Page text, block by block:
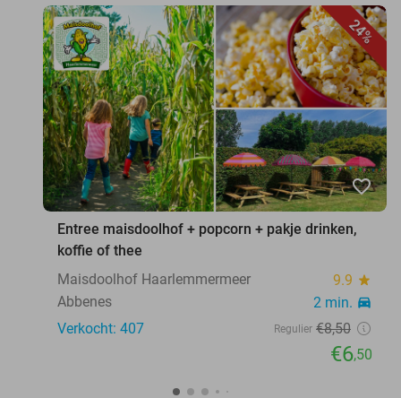
24%
favorite_border
Entree maisdoolhof + popcorn + pakje drinken,
koffie of thee
Maisdoolhof Haarlemmermeer
9.9 star
Abbenes 2 min. directions_car
Verkocht: 407 Regulier €8,50
€6,50